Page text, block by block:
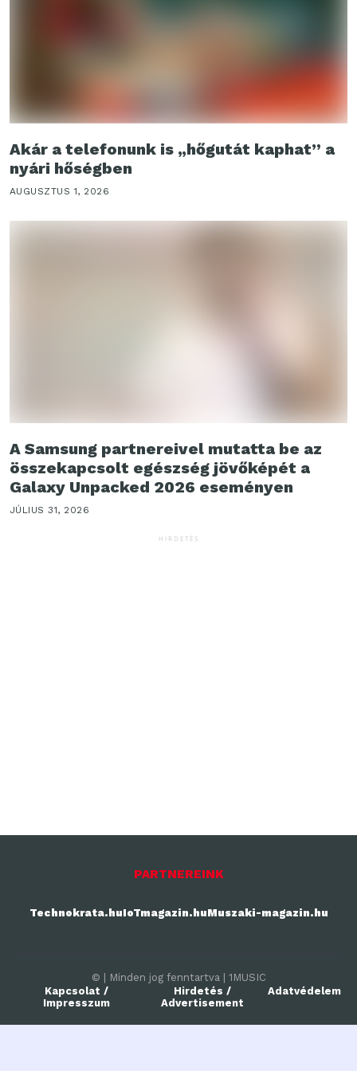
Akár a telefonunk is „hőgutát kaphat” a
nyári hőségben
AUGUSZTUS 1, 2026
A Samsung partnereivel mutatta be az
összekapcsolt egészség jövőképét a
Galaxy Unpacked 2026 eseményen
JÚLIUS 31, 2026
HIRDETÉS
PARTNEREINK
Technokrata.huIoTmagazin.huMuszaki-magazin.hu
© | Minden jog fenntartva | 1MUSIC
Kapcsolat /
Impresszum
Hirdetés /
Advertisement
Adatvédelem